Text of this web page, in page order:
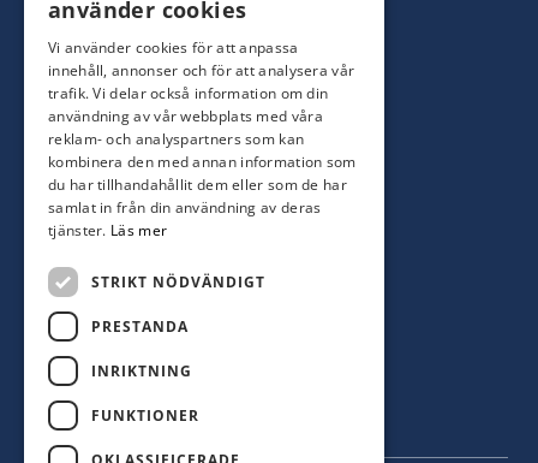
info@hagblomsfarghandel.nu
Torsåsgatan 9
392 39 Kalmar
Färjestaden
0485-310 71
oland@hagblomsfarghandel.nu
Storgatan 34
386 30 Färjestaden
använder cookies
Vi använder cookies för att anpassa
innehåll, annonser och för att analysera vår
trafik. Vi delar också information om din
användning av vår webbplats med våra
reklam- och analyspartners som kan
kombinera den med annan information som
du har tillhandahållit dem eller som de har
samlat in från din användning av deras
tjänster. Läs mer
STRIKT NÖDVÄNDIGT
PRESTANDA
INRIKTNING
FUNKTIONER